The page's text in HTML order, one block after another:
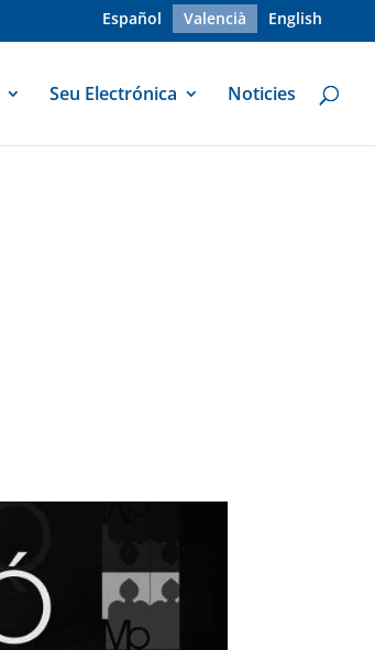
Español Valencià English
Seu Electrónica Noticies